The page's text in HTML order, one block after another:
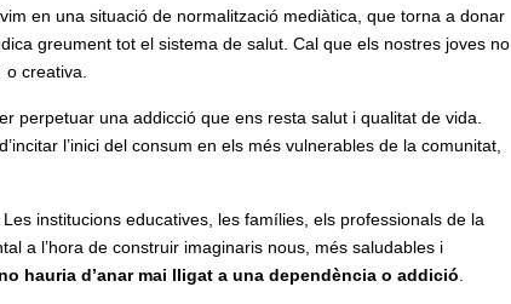
en una situació de normalització mediàtica, que torna a donar
greument tot el sistema de salut. Cal que els nostres joves no
creativa.
perpetuar una addicció que ens resta salut i qualitat de vida.
l’inici del consum en els més vulnerables de la comunitat,
. Les institucions educatives, les famílies, els professionals de la
a l’hora de construir imaginaris nous, més saludables i
hauria d’anar mai lligat a una dependència o addició